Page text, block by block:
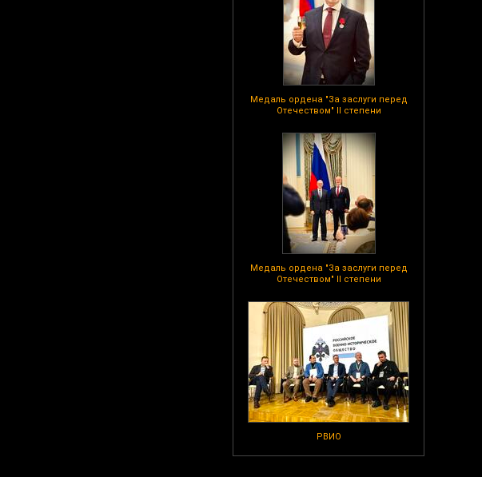
Медаль ордена "За заслуги перед
Отечеством" II степени
Медаль ордена "За заслуги перед
Отечеством" II степени
РВИО